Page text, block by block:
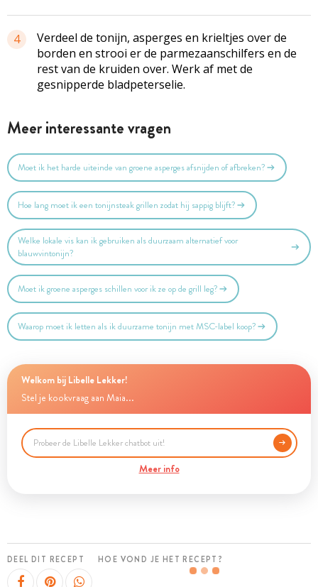
4
Verdeel de tonijn, asperges en krieltjes over de
borden en strooi er de parmezaanschilfers en de
rest van de kruiden over. Werk af met de
gesnipperde bladpeterselie.
Meer interessante vragen
Moet ik het harde uiteinde van groene asperges afsnijden of afbreken?
Hoe lang moet ik een tonijnsteak grillen zodat hij sappig blijft?
Welke lokale vis kan ik gebruiken als duurzaam alternatief voor
blauwvintonijn?
Moet ik groene asperges schillen voor ik ze op de grill leg?
Waarop moet ik letten als ik duurzame tonijn met MSC-label koop?
Welkom bij Libelle Lekker!
Stel je kookvraag aan Maia...
Meer info
DEEL DIT RECEPT HOE VOND JE HET RECEPT?